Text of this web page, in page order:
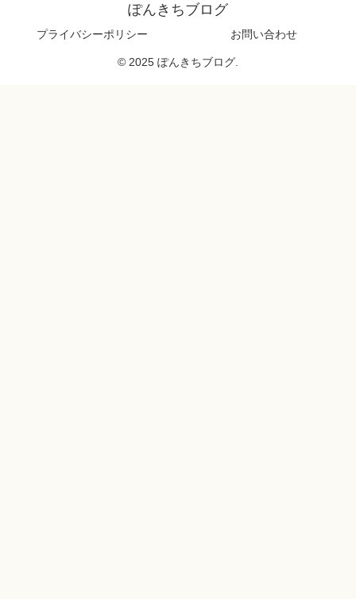
ぽんきちブログ
プライバシーポリシー お問い合わせ
© 2025 ぽんきちブログ.